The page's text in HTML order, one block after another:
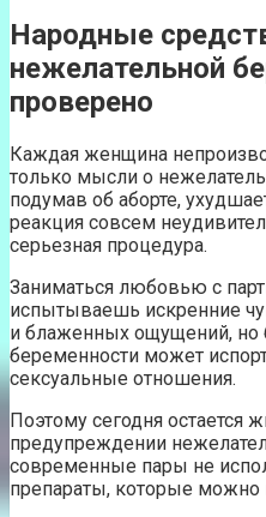
Народные
нежелательной
проверено
Каждая женщина
только мысли о
подумав об аборте,
реакция совсем
серьезная процедура.
Заниматься любовью с
испытываешь искренние
и блаженных ощущений, но
беременности может
сексуальные отношения.
Поэтому сегодня остается
предупреждении
современные пары не
препараты, которые можно